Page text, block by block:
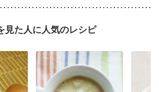
見た人に人気のレシピ